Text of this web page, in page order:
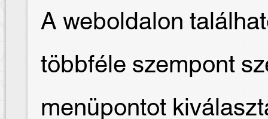
A weboldalon
többféle szempont
menüpontot